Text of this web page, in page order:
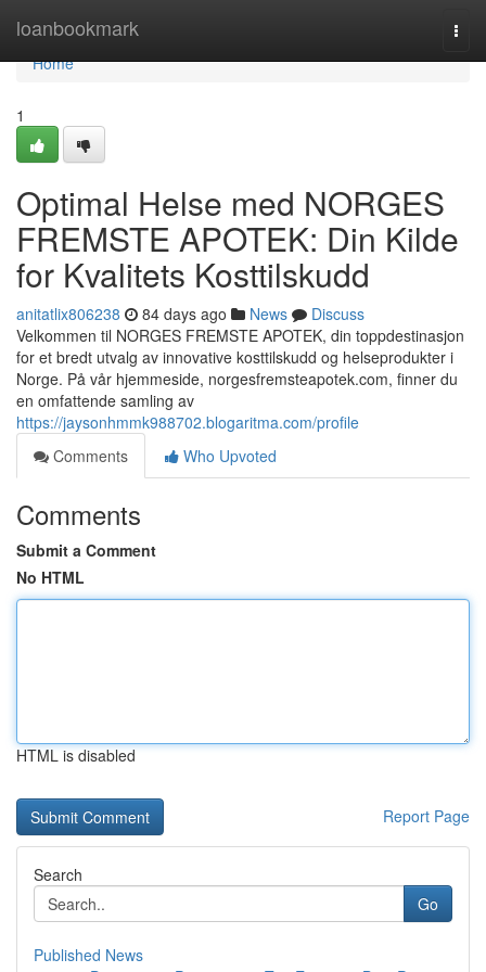
loanbookmark
Home
Home
1
Optimal Helse med NORGES
FREMSTE APOTEK: Din Kilde
for Kvalitets Kosttilskudd
anitatlix806238 84 days ago News
Discuss
Velkommen til NORGES FREMSTE APOTEK, din toppdestinasjon
for et bredt utvalg av innovative kosttilskudd og helseprodukter i
Norge. På vår hjemmeside, norgesfremsteapotek.com, finner du
en omfattende samling av
https://jaysonhmmk988702.blogaritma.com/profile
Comments
Who Upvoted
Comments
Submit a Comment
No HTML
HTML is disabled
Report Page
Search
Go
Published News